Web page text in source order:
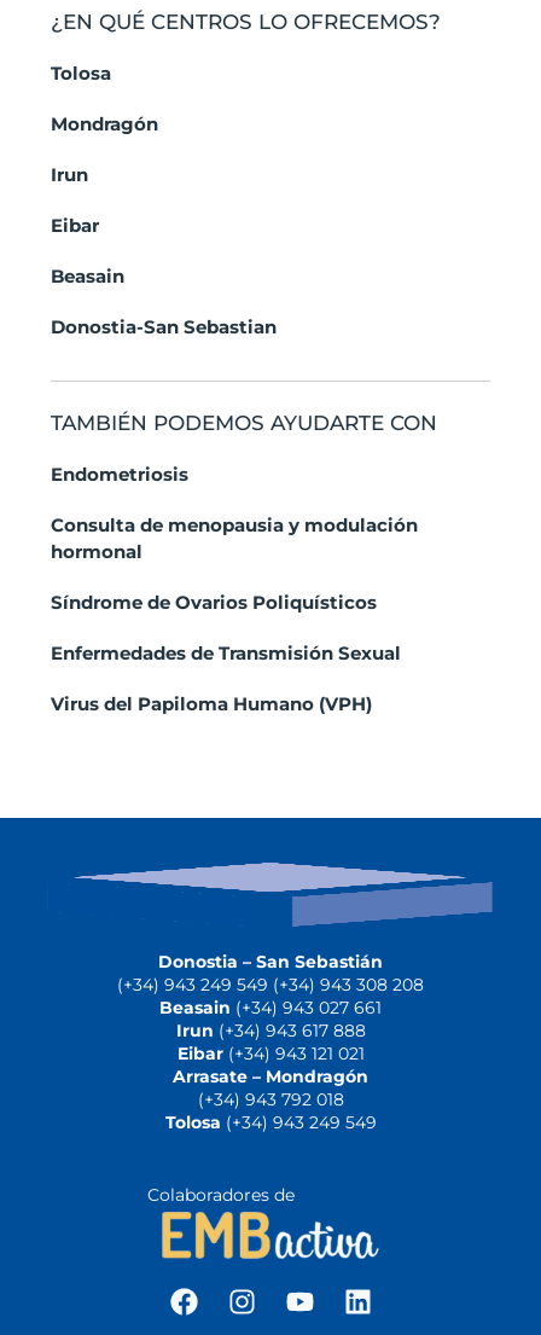
¿EN QUÉ CENTROS LO OFRECEMOS?
Tolosa
Mondragón
Irun
Eibar
Beasain
Donostia-San Sebastian
TAMBIÉN PODEMOS AYUDARTE CON
Endometriosis
Consulta de menopausia y modulación
hormonal
Síndrome de Ovarios Poliquísticos
Enfermedades de Transmisión Sexual
Virus del Papiloma Humano (VPH)
Donostia – San Sebastián
(+34) 943 249 549 (+34) 943 308 208
Beasain (+34) 943 027 661
Irun (+34) 943 617 888
Eibar(+34) 943 121 021
Arrasate – Mondragón
(+34) 943 792 018
Tolosa (+34) 943 249 549
Colaboradores de